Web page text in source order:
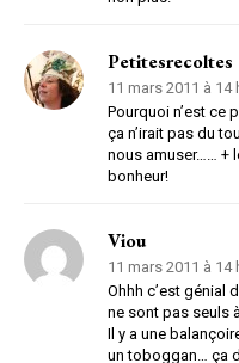
Petitesrecoltes
11 mars 2011 à 14
Pourquoi n’est ce
ça n’irait pas du
nous amuser…… +
bonheur!
Viou
11 mars 2011 à 14
Ohhh c’est génial
ne sont pas seuls
Il y a une
un toboggan… ça